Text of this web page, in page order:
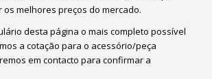
melhores preços do mercado.
desta página o mais completo possível
a cotação para o acessório/peça
em contacto para confirmar a